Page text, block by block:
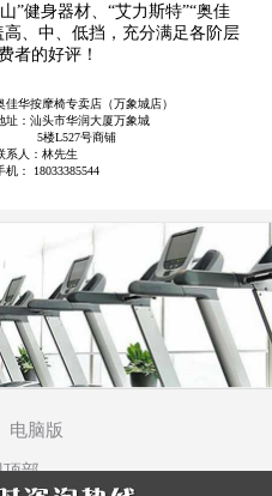
”健身器材、“艾力斯特”“奥佳
、中、低挡，充分满足各阶层
者的好评！
佳华按摩椅专卖店（万象城店）
址：汕头市华润大厦万象城
5楼L527号商铺
系人：林先生
机： 18033385544
电脑版
顶部